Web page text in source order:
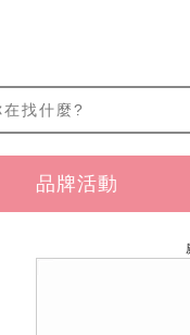
品牌活動